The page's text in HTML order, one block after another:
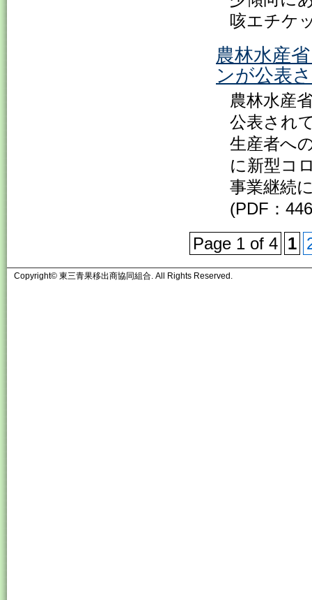
咳エチケ
農林水産
ンが公表
農林水産
公表され
生産者へ
に新型コ
事業継続
(PDF：
Page 1 of 4 1
Copyright© 東三青果移出商協同組合. All Rights Reserved.